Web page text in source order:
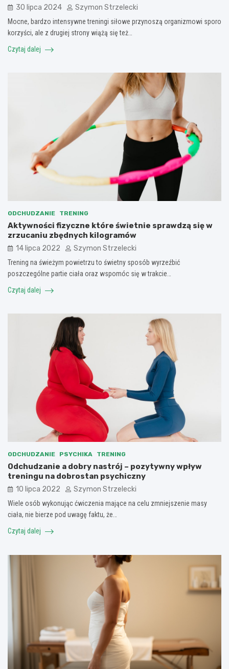
30 lipca 2024 Szymon Strzelecki
Mocne, bardzo intensywne treningi siłowe przynoszą organizmowi sporo
korzyści, ale z drugiej strony wiążą się też…
Czytaj dalej
ODCHUDZANIE TRENING
Aktywności fizyczne które świetnie sprawdzą się w
zrzucaniu zbędnych kilogramów
14 lipca 2022 Szymon Strzelecki
Trening na świeżym powietrzu to świetny sposób wyrzeźbić
poszczególne partie ciała oraz wspomóc się w trakcie…
Czytaj dalej
ODCHUDZANIE PSYCHIKA TRENING
Odchudzanie a dobry nastrój – pozytywny wpływ
treningu na dobrostan psychiczny
10 lipca 2022 Szymon Strzelecki
Wiele osób wykonując ćwiczenia mające na celu zmniejszenie masy
ciała, nie bierze pod uwagę faktu, że…
Czytaj dalej